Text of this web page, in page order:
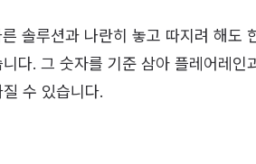
솔루션과 나란히 놓고 따지려 해도
다. 그 숫자를 기준 삼아 플레어레
수 있습니다.